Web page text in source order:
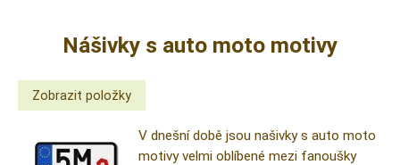
Nášivky s auto moto motivy
V dnešní době jsou našivky s auto moto
motivy velmi oblíbené mezi fanoušky